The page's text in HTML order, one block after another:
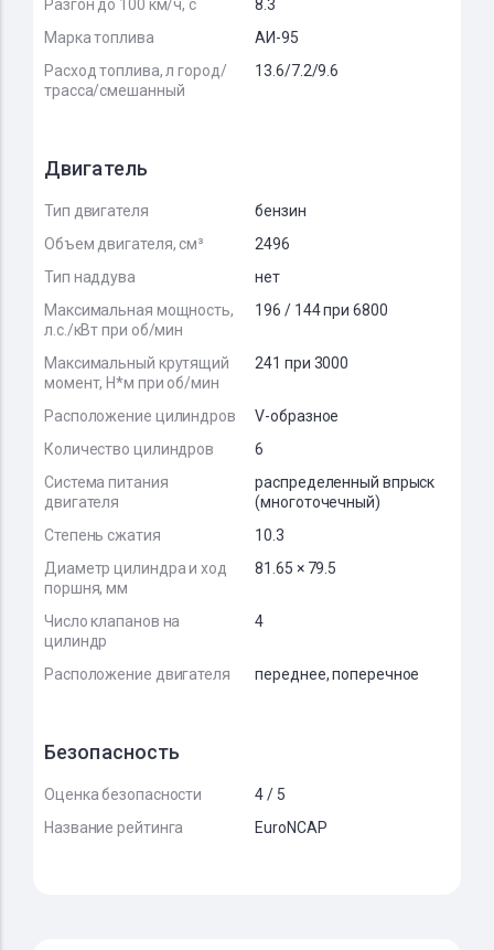
Разгон до 100 км/ч, с
8.3
Марка топлива
АИ-95
Расход топлива, л город/
трасса/смешанный
13.6/7.2/9.6
Двигатель
Тип двигателя
бензин
Объем двигателя, см³
2496
Тип наддува
нет
Максимальная мощность,
л.с./кВт при об/мин
196 / 144 при 6800
Максимальный крутящий
момент, Н*м при об/мин
241 при 3000
Расположение цилиндров
V-образное
Количество цилиндров
6
Система питания
двигателя
распределенный впрыск
(многоточечный)
Степень сжатия
10.3
Диаметр цилиндра и ход
поршня, мм
81.65 × 79.5
Число клапанов на
цилиндр
4
Расположение двигателя переднее, поперечное
Безопасность
Оценка безопасности
4 / 5
Название рейтинга
EuroNCAP